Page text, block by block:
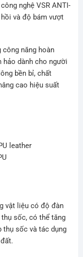
nghệ VSR ANTI-
hồi và độ bám vượt
công năng hoàn
hảo dành cho người
bền bỉ, chất
cao hiệu suất
leather
vật liệu có độ đàn
sốc, có thể tăng
thụ sốc và tác dụng